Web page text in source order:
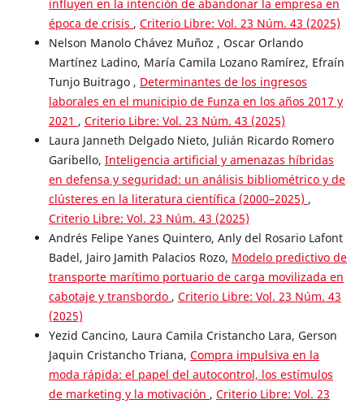
influyen en la intención de abandonar la empresa en
época de crisis , Criterio Libre: Vol. 23 Núm. 43 (2025)
Nelson Manolo Chávez Muñoz , Oscar Orlando
Martínez Ladino, María Camila Lozano Ramírez, Efraín
Tunjo Buitrago , Determinantes de los ingresos
laborales en el municipio de Funza en los años 2017 y
2021 , Criterio Libre: Vol. 23 Núm. 43 (2025)
Laura Janneth Delgado Nieto, Julián Ricardo Romero
Garibello, Inteligencia artificial y amenazas híbridas
en defensa y seguridad: un análisis bibliométrico y de
clústeres en la literatura científica (2000–2025) ,
Criterio Libre: Vol. 23 Núm. 43 (2025)
Andrés Felipe Yanes Quintero, Anly del Rosario Lafont
Badel, Jairo Jamith Palacios Rozo, Modelo predictivo de
transporte marítimo portuario de carga movilizada en
cabotaje y transbordo , Criterio Libre: Vol. 23 Núm. 43
(2025)
Yezid Cancino, Laura Camila Cristancho Lara, Gerson
Jaquin Cristancho Triana, Compra impulsiva en la
moda rápida: el papel del autocontrol, los estímulos
de marketing y la motivación , Criterio Libre: Vol. 23